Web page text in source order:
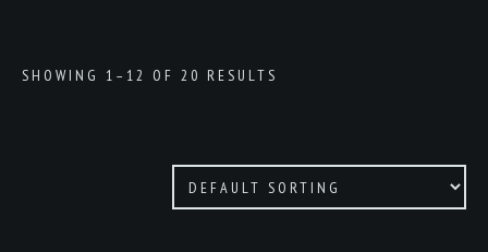
SHOWING 1–12 OF 20 RESULTS